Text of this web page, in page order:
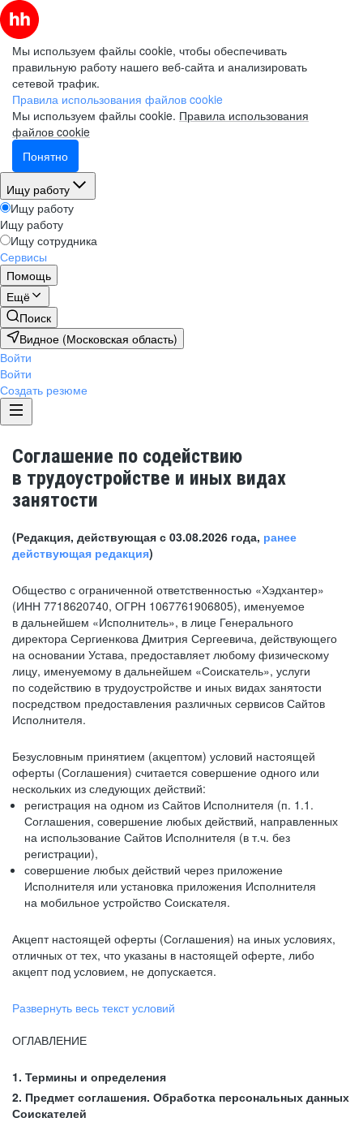
Мы используем файлы cookie, чтобы обеспечивать
правильную работу нашего веб-сайта и анализировать
сетевой трафик.
Правила использования файлов cookie
Мы используем файлы cookie. Правила использования
файлов cookie
Понятно
Ищу работу
Ищу работу
Ищу работу
Ищу сотрудника
Сервисы
Помощь
Ещё
Поиск
Видное (Московская область)
Войти
Войти
Создать резюме
Соглашение по содействию
в трудоустройстве и иных видах
занятости
(Редакция, действующая с 03.08.2026 года, ранее
действующая редакция)
Общество с ограниченной ответственностью «Хэдхантер»
(ИНН 7718620740, ОГРН 1067761906805), именуемое
в дальнейшем «Исполнитель», в лице Генерального
директора Сергиенкова Дмитрия Сергеевича, действующего
на основании Устава, предоставляет любому физическому
лицу, именуемому в дальнейшем «Соискатель», услуги
по содействию в трудоустройстве и иных видах занятости
посредством предоставления различных сервисов Сайтов
Исполнителя.
Безусловным принятием (акцептом) условий настоящей
оферты (Соглашения) считается совершение одного или
нескольких из следующих действий:
регистрация на одном из Сайтов Исполнителя (п. 1.1.
Соглашения, совершение любых действий, направленных
на использование Сайтов Исполнителя (в т.ч. без
регистрации),
совершение любых действий через приложение
Исполнителя или установка приложения Исполнителя
на мобильное устройство Соискателя.
Акцепт настоящей оферты (Соглашения) на иных условиях,
отличных от тех, что указаны в настоящей оферте, либо
акцепт под условием, не допускается.
Развернуть весь текст условий
ОГЛАВЛЕНИЕ
1. Термины и определения
2. Предмет соглашения. Обработка персональных данных
Соискателей